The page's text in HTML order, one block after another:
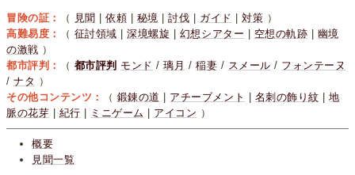
冒険の証： （ 見聞 |依頼 秘境 |討伐 ガイド |対策 ）
高難易度：
（ 征討領域 |深境螺旋 幻想シアター 空想の軌跡
幽境
の激戦 ）
都市評判：
（ 都市評判 モンド /璃月 /稲妻 / スメール / フォンテーヌ
/ナタ ）
その他コンテンツ：
（ 鍛錬の道 アチーブメント 名刺の飾り紋 |地
脈の花芽
紀行 ミニゲーム アイコン ）
概要
見聞一覧